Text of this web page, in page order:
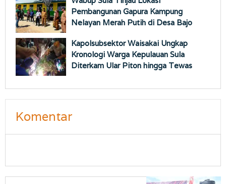
Pembangunan Gapura Kampung
Nelayan Merah Putih di Desa Bajo
Kapolsubsektor Waisakai Ungkap
Kronologi Warga Kepulauan Sula
Diterkam Ular Piton hingga Tewas
Komentar